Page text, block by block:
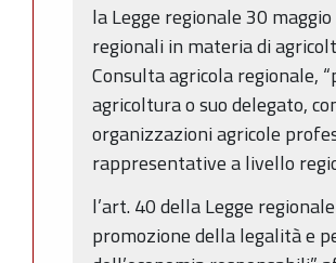
la Legge regionale 30
regionali in materia di
Consulta agricola regionale,
agricoltura o suo delegato,
organizzazioni agricole
rappresentative a livello
l’art. 40 della Legge
promozione della legalità e